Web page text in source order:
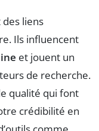
liens
Ils influencent
et jouent un
de recherche.
qualité qui font
crédibilité en